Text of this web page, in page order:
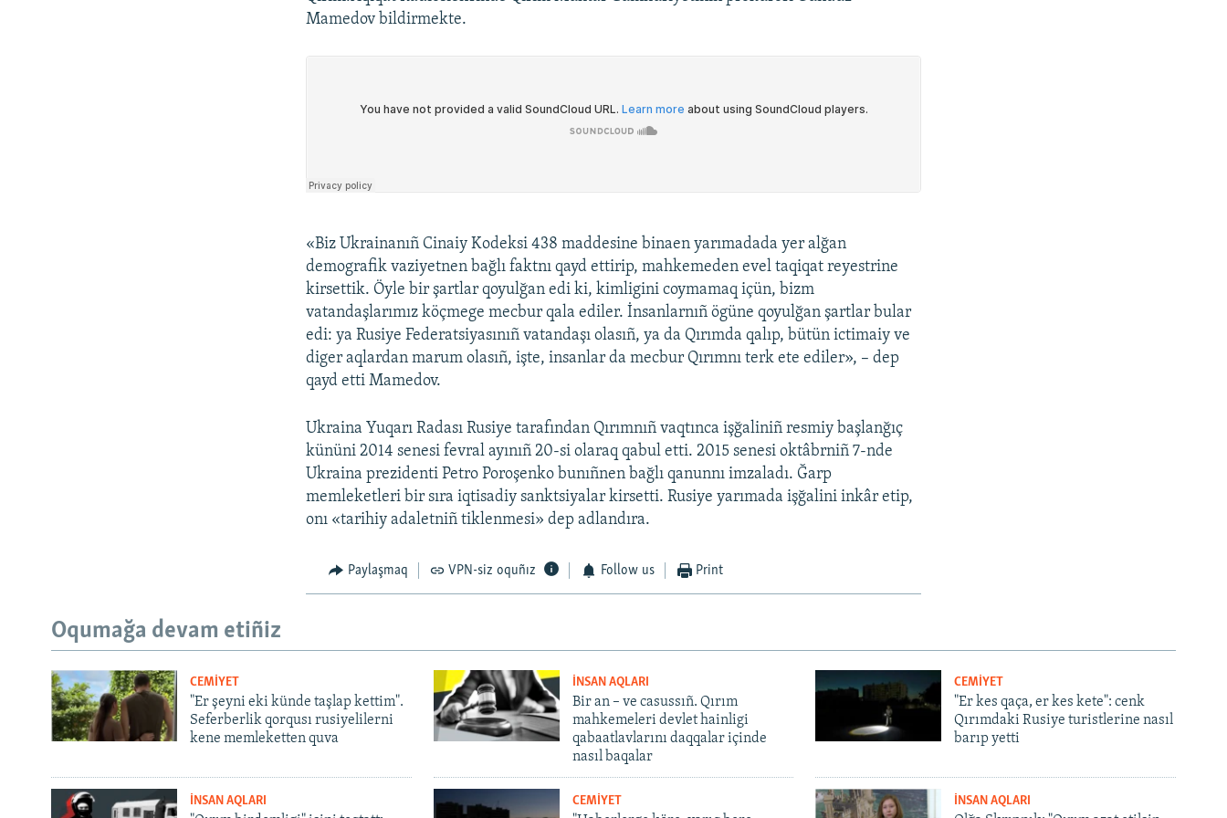
Mamedov bildirmekte.
«Biz Ukrainanıñ Cinaiy Kodeksi 438 maddesine binaen yarımadada yer alğan
demografik vaziyetnen bağlı faktnı qayd ettirip, mahkemeden evel taqiqat reyestrine
kirsettik. Öyle bir şartlar qoyulğan edi ki, kimligini coymamaq içün, bizm
vatandaşlarımız köçmege mecbur qala ediler. İnsanlarnıñ ögüne qoyulğan şartlar bular
edi: ya Rusiye Federatsiyasınıñ vatandaşı olasıñ, ya da Qırımda qalıp, bütün ictimaiy ve
diger aqlardan marum olasıñ, işte, insanlar da mecbur Qırımnı terk ete ediler», – dep
qayd etti Mamedov.
Ukraina Yuqarı Radası Rusiye tarafından Qırımnıñ vaqtınca işğaliniñ resmiy başlanğıç
kününi 2014 senesi fevral ayınıñ 20-si olaraq qabul etti. 2015 senesi oktâbrniñ 7-nde
Ukraina prezidenti Petro Poroşenko bunıñnen bağlı qanunnı imzaladı. Ğarp
memleketleri bir sıra iqtisadiy sanktsiyalar kirsetti. Rusiye yarımada işğalini inkâr etip,
onı «tarihiy adaletniñ tiklenmesi» dep adlandıra.
Paylaşmaq VPN-siz oquñız Follow us Print
Oqumağa devam etiñiz
CEMİYET
"Er şeyni eki künde taşlap kettim".
Seferberlik qorqusı rusiyelilerni
kene memleketten quva
İNSAN AQLARI
Bir an – ve casussıñ. Qırım
mahkemeleri devlet hainligi
qabaatlavlarını daqqalar içinde
nasıl baqalar
CEMİYET
"Er kes qaça, er kes kete": cenk
Qırımdaki Rusiye turistlerine nasıl
barıp yetti
İNSAN AQLARI CEMİYET İNSAN AQLARI